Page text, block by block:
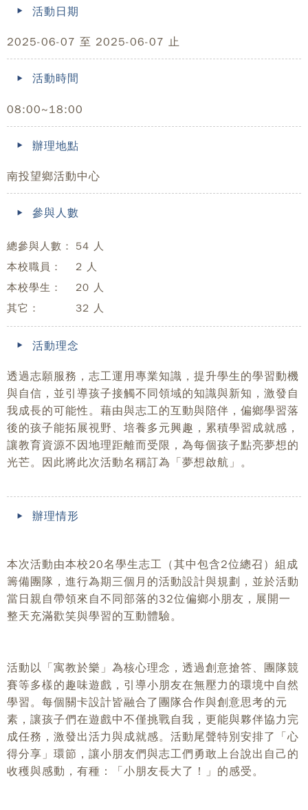
活動日期
2025-06-07 至 2025-06-07 止
活動時間
08:00~18:00
辦理地點
南投望鄉活動中心
參與人數
總參與人數：
54 人
本校職員：
2 人
本校學生：
20 人
其它：
32 人
活動理念
透過志願服務，志工運用專業知識，提升學生的學習動機
與自信，並引導孩子接觸不同領域的知識與新知，激發自
我成長的可能性。藉由與志工的互動與陪伴，偏鄉學習落
後的孩子能拓展視野、培養多元興趣，累積學習成就感，
讓教育資源不因地理距離而受限，為每個孩子點亮夢想的
光芒。因此將此次活動名稱訂為「夢想啟航」。
辦理情形
本次活動由本校20名學生志工（其中包含2位總召）組成
籌備團隊，進行為期三個月的活動設計與規劃，並於活動
當日親自帶領來自不同部落的32位偏鄉小朋友，展開一
整天充滿歡笑與學習的互動體驗。
活動以「寓教於樂」為核心理念，透過創意搶答、團隊競
賽等多樣的趣味遊戲，引導小朋友在無壓力的環境中自然
學習。每個關卡設計皆融合了團隊合作與創意思考的元
素，讓孩子們在遊戲中不僅挑戰自我，更能與夥伴協力完
成任務，激發出活力與成就感。活動尾聲特別安排了「心
得分享」環節，讓小朋友們與志工們勇敢上台說出自己的
收穫與感動，有種：「小朋友長大了！」的感受。